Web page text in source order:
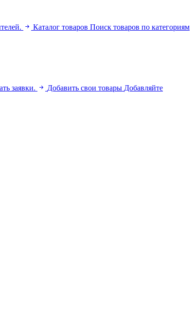
Каталог товаров Поиск товаров по категориям
заявки. Добавить свои товары Добавляйте